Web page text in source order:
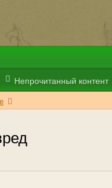
Непрочитанный контент